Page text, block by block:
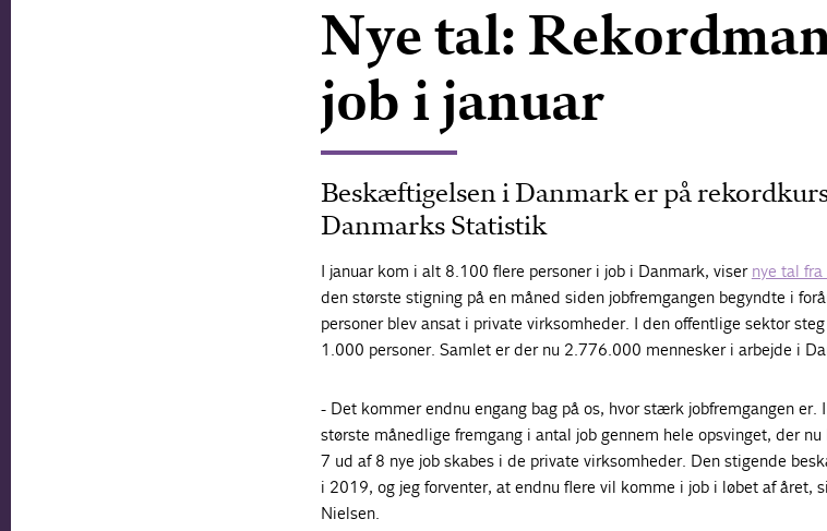
Nye tal:
job i januar
Beskæftigelsen i Danmark er på
Danmarks Statistik
I januar kom i alt 8.100 flere personer i job i Danmark, viser nye tal
den største stigning på en måned siden jobfremgangen begyndte i
personer blev ansat i private virksomheder. I den offentlige sektor
1.000 personer. Samlet er der nu 2.776.000 mennesker i arbejde i
- Det kommer endnu engang bag på os, hvor stærk jobfremgangen er.
største månedlige fremgang i antal job gennem hele opsvinget, der
7 ud af 8 nye job skabes i de private virksomheder. Den stigende
i 2019, og jeg forventer, at endnu flere vil komme i job i løbet af året,
Nielsen.